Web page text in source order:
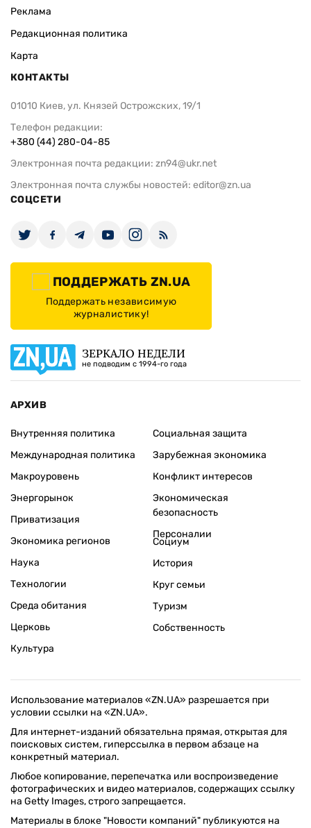
Реклама
Редакционная политика
Карта
КОНТАКТЫ
01010 Киев, ул. Князей Острожских, 19/1
Телефон редакции:
+380 (44) 280-04-85
Электронная почта редакции: zn94@ukr.net
Электронная почта службы новостей: editor@zn.ua
СОЦСЕТИ
ПОДДЕРЖАТЬ ZN.UA
Поддержать независимую
журналистику!
ЗЕРКАЛО НЕДЕЛИ
не подводим с 1994-го года
АРХИВ
Внутренняя политика
Международная политика
Макроуровень
Энергорынок
Приватизация
Экономика регионов
Социальная защита
Зарубежная экономика
Конфликт интересов
Экономическая
безопасность
Персоналии
Наука
Технологии
Среда обитания
Церковь
Культура
Социум
История
Круг семьи
Туризм
Собственность
Использование материалов «ZN.UA» разрешается при
условии ссылки на «ZN.UA».
Для интернет-изданий обязательна прямая, открытая для
поисковых систем, гиперссылка в первом абзаце на
конкретный материал.
Любое копирование, перепечатка или воспроизведение
фотографических и видео материалов, содержащих ссылку
на Getty Images, строго запрещается.
Материалы в блоке "Новости компаний" публикуются на